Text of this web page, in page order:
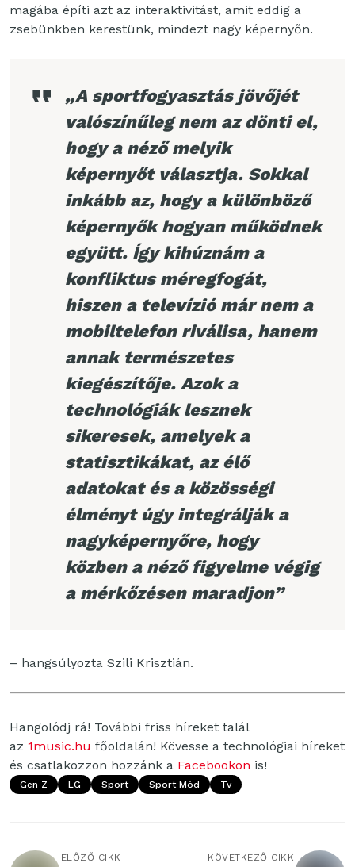
magába építi azt az interaktivitást, amit eddig a
zsebünkben kerestünk, mindezt nagy képernyőn.
„A sportfogyasztás jövőjét
valószínűleg nem az dönti el,
hogy a néző melyik
képernyőt választja. Sokkal
inkább az, hogy a különböző
képernyők hogyan működnek
együtt. Így kihúznám a
konfliktus méregfogát,
hiszen a televízió már nem a
mobiltelefon riválisa, hanem
annak természetes
kiegészítője. Azok a
technológiák lesznek
sikeresek, amelyek a
statisztikákat, az élő
adatokat és a közösségi
élményt úgy integrálják a
nagyképernyőre, hogy
közben a néző figyelme végig
a mérkőzésen maradjon”
– hangsúlyozta Szili Krisztián.
Hangolódj rá! További friss híreket talál
az 1music.hu főoldalán! Kövesse a technológiai híreket
és csatlakozzon hozzánk a Facebookon is!
Gen Z LG Sport Sport Mód Tv
ELŐZŐ CIKK KÖVETKEZŐ CIKK